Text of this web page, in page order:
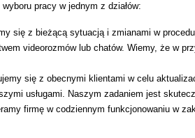
pracy w jednym z działów:
się z bieżącą sytuacją i zmianami w
videorozmów lub chatów. Wiemy, że w
się z obecnymi klientami w celu
usługami. Naszym zadaniem jest
firmę w codziennym funkcjonowaniu w